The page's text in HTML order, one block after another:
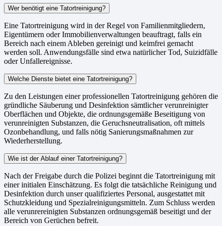
Wer benötigt eine Tatortreinigung?
Eine Tatortreinigung wird in der Regel von Familienmitgliedern,
Eigentümern oder Immobilienverwaltungen beauftragt, falls ein
Bereich nach einem Ableben gereinigt und keimfrei gemacht
werden soll. Anwendungsfälle sind etwa natürlicher Tod, Suizidfälle
oder Unfallereignisse.
Welche Dienste bietet eine Tatortreinigung?
Zu den Leistungen einer professionellen Tatortreinigung gehören die
gründliche Säuberung und Desinfektion sämtlicher verunreinigter
Oberflächen und Objekte, die ordnungsgemäße Beseitigung von
verunreinigten Substanzen, die Geruchsneutralisation, oft mittels
Ozonbehandlung, und falls nötig Sanierungsmaßnahmen zur
Wiederherstellung.
Wie ist der Ablauf einer Tatortreinigung?
Nach der Freigabe durch die Polizei beginnt die Tatortreinigung mit
einer initialen Einschätzung. Es folgt die tatsächliche Reinigung und
Desinfektion durch unser qualifiziertes Personal, ausgestattet mit
Schutzkleidung und Spezialreinigungsmitteln. Zum Schluss werden
alle verunrereinigten Substanzen ordnungsgemäß beseitigt und der
Bereich von Gerüchen befreit.